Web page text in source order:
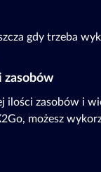
gdy trzeba
zasobów
ilości zasobów i
możesz